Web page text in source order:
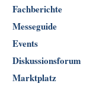
Fachberichte
Messeguide
Events
Diskussionsforum
Marktplatz